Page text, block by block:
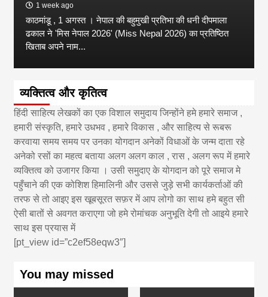
1 week ago
काठमांडू , 1 अगस्त । नेपाल की बहुमुखी प्रतिभा की धनी दीपमाला
ढकाल ने 'मिस नेपाल 2026' (Miss Nepal 2026) का प्रतिष्ठित
खिताब अपने नाम...
व्यक्तित्व और कृतित्व
हिंदी साहित्य लेखकों का एक विशाल समुदाय जिन्होंने हमे हमारे समाज ,
हमारी संस्कृति, हमारे उधभव , हमारे विकास , और साहित्य से रूबरू
करवाया समय समय पर उनका योगदान अनेकों विधाओं के जन्म दाता रहे
अनेको रसों का महत्व बताया अलग अलग काल , रास , अलग रूप में हमारे
व्यक्तित्व को उजागर किया । उसी समुदाए के योगदान को पूरे समाज मे
पहुँचाने की एक कोशिश हिमालिनी और उससे जुड़े सभी कार्यकर्ताओं की
तरफ से तो आइए इस खूबसूरत सफ़र में आप लोगो का साथ हमे बहुत सी
ऐसी बातों से अवगत कराएगा जो हमे रोमांचक अनुभूति देगी तो आइये हमारे
साथ इस प्रयास में
[pt_view id=”c2ef58eqw3″]
You may missed